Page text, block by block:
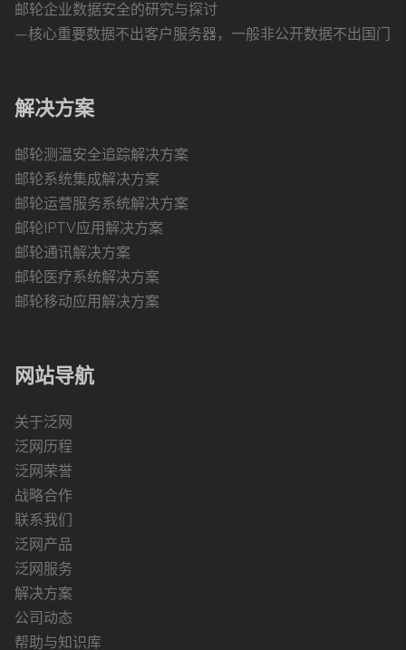
邮轮企业数据安全的研究与探讨
—核心重要数据不出客户服务器，一般非公开数据不出国门
解决方案
邮轮测温安全追踪解决方案
邮轮系统集成解决方案
邮轮运营服务系统解决方案
邮轮IPTV应用解决方案
邮轮通讯解决方案
邮轮医疗系统解决方案
邮轮移动应用解决方案
网站导航
关于泛网
泛网历程
泛网荣誉
战略合作
联系我们
泛网产品
泛网服务
解决方案
公司动态
帮助与知识库